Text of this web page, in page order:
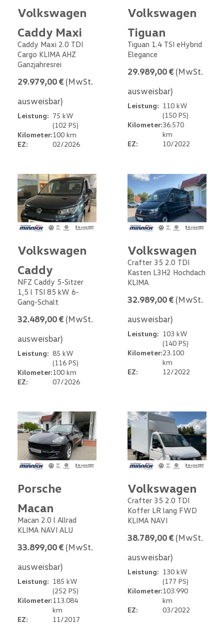
Volkswagen
Caddy Maxi
Caddy Maxi 2.0 TDI
Cargo KLIMA AHZ
Ganzjahresrei
29.979,00 € (MwSt.
ausweisbar)
Leistung: 75 kW
(102 PS)
Kilometer:100 km
EZ:
02/2026
Volkswagen
Tiguan
Tiguan 1.4 TSI eHybrid
Elegance
29.989,00 € (MwSt.
ausweisbar)
Leistung: 110 kW
(150 PS)
Kilometer:36.570
km
EZ:
10/2022
Volkswagen
Caddy
NFZ Caddy 5-Sitzer
1,5 l TSI 85 kW 6-
Gang-Schalt
32.489,00 € (MwSt.
ausweisbar)
Leistung: 85 kW
(116 PS)
Kilometer:100 km
EZ:
07/2026
Volkswagen
Crafter 35 2.0 TDI
Kasten L3H2 Hochdach
KLIMA
32.989,00 € (MwSt.
ausweisbar)
Leistung: 103 kW
(140 PS)
Kilometer:23.100
km
EZ:
12/2022
Porsche
Macan
Macan 2.0 l Allrad
KLIMA NAVI ALU
33.899,00 € (MwSt.
ausweisbar)
Leistung: 185 kW
(252 PS)
Kilometer:113.084
km
EZ:
11/2017
Volkswagen
Crafter 35 2.0 TDI
Koffer LR lang FWD
KLIMA NAVI
38.789,00 € (MwSt.
ausweisbar)
Leistung: 130 kW
(177 PS)
Kilometer:103.990
km
EZ:
03/2022